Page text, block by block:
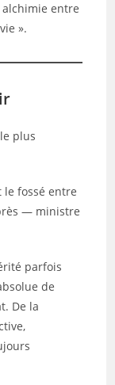
entre
».
plus
le fossé entre
— ministre
parfois
de
De la